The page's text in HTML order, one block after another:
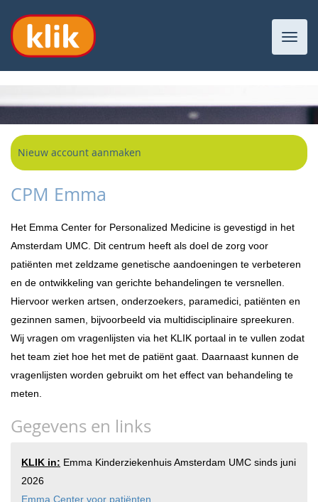
Nieuw account aanmaken
CPM Emma
Het Emma Center for Personalized Medicine is gevestigd in het
Amsterdam UMC. Dit centrum heeft als doel de zorg voor
patiënten met zeldzame genetische aandoeningen te verbeteren
en de ontwikkeling van gerichte behandelingen te versnellen.
Hiervoor werken artsen, onderzoekers, paramedici, patiënten en
gezinnen samen, bijvoorbeeld via multidisciplinaire spreekuren.
Wij vragen om vragenlijsten via het KLIK portaal in te vullen zodat
het team ziet hoe het met de patiënt gaat. Daarnaast kunnen de
vragenlijsten worden gebruikt om het effect van behandeling te
meten.
Gegevens en links
KLIK in: Emma Kinderziekenhuis Amsterdam UMC sinds juni
2026
Emma Center voor patiënten